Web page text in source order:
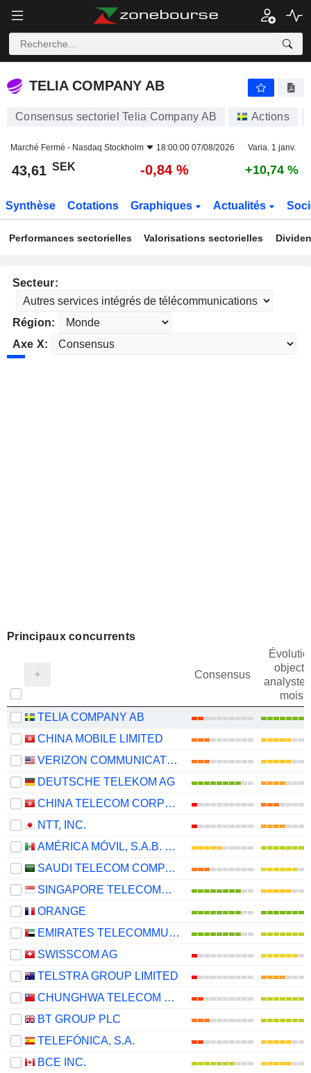
TELIA COMPANY AB
TELIA COMPANY AB
Consensus sectoriel Telia Company AB Actions
Marché Fermé - Nasdaq Stockholm 18:00:00 07/08/2026 Varia. 1 janv.
43,61 SEK -0,84 % +10,74 %
Synthèse Cotations Graphiques Actualités
Performances sectorielles Valorisations sectorielles
Secteur:
Région:
Axe X:
Principaux concurrents
Consensus
objectif
mois
TELIA COMPANY AB
CHINA MOBILE LIMITED
VERIZON COMMUNICATIONS, INC.
DEUTSCHE TELEKOM AG
CHINA TELECOM CORPORATION LIMITED
NTT, INC.
AMÉRICA MÓVIL, S.A.B. DE C.V.
SAUDI TELECOM COMPANY
SINGAPORE TELECOMMUNICATIONS LIMITED
ORANGE
EMIRATES TELECOMMUNICATIONS GROUP COMPANY
SWISSCOM AG
TELSTRA GROUP LIMITED
CHUNGHWA TELECOM CO., LTD.
BT GROUP PLC
TELEFÓNICA, S.A.
BCE INC.